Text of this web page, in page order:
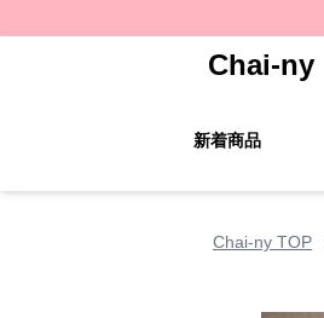
Chai-ny
新着商品
Chai-ny TOP